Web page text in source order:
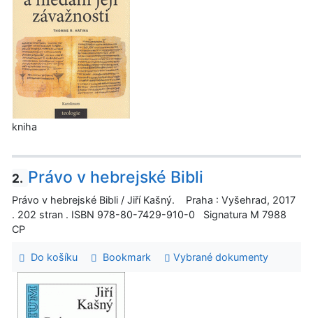
kniha
2. Právo v hebrejské Bibli
Právo v hebrejské Bibli / Jiří Kašný. Praha : Vyšehrad, 2017
. 202 stran . ISBN 978-80-7429-910-0 Signatura M 7988
CP
Do košíku Bookmark Vybrané dokumenty